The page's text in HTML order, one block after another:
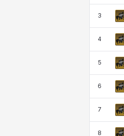
3
4
5
6
7
8